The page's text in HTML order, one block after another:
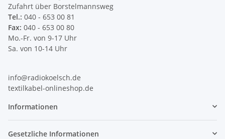
Zufahrt über Borstelmannsweg
Tel.: 040 - 653 00 81
Fax: 040 - 653 00 80
Mo.-Fr. von 9-17 Uhr
Sa. von 10-14 Uhr
info@radiokoelsch.de
textilkabel-onlineshop.de
Informationen
Gesetzliche Informationen